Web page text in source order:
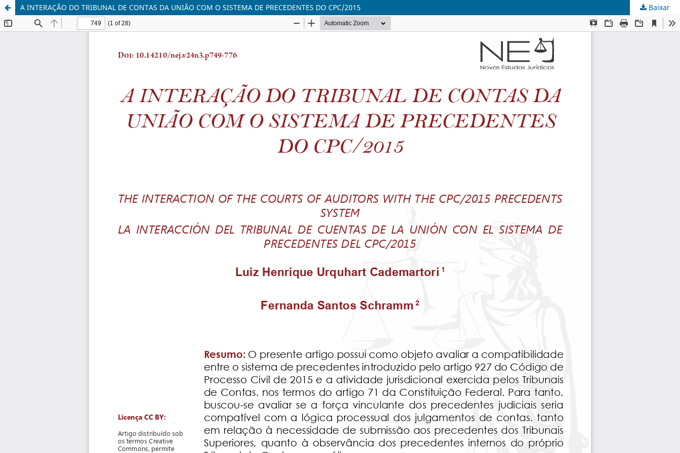
A INTERAÇÃO DO TRIBUNAL DE CONTAS DA UNIÃO COM O SISTEMA DE PRECEDENTES DO CPC/2015 Baixar